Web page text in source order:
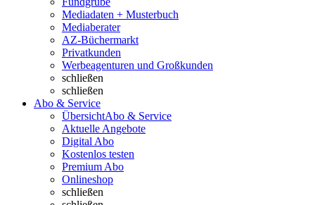
Mediadaten + Musterbuch
Mediaberater
AZ-Büchermarkt
Privatkunden
Werbeagenturen und Großkunden
schließen
schließen
Abo & Service
ÜbersichtAbo & Service
Aktuelle Angebote
Digital Abo
Kostenlos testen
Premium Abo
Onlineshop
schließen